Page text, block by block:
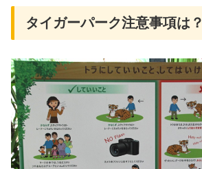
タイガーパーク注意事項は？